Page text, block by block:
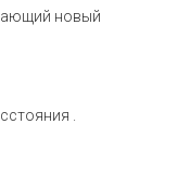
новый
.